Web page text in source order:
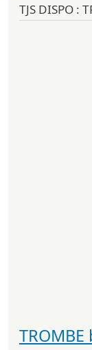
TJS DISPO :